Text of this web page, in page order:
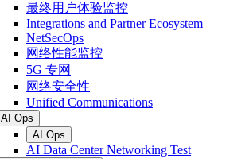
最终用户体验监控
Integrations and Partner Ecosystem
NetSecOps
网络性能监控
5G 专网
网络安全性
Unified Communications
AI Ops
AI Ops
AI Data Center Networking Test